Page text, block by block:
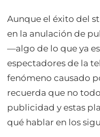
Aunque el éxito del
en la anulación de
—algo de lo que ya
espectadores de la
fenómeno causado
recuerda que no
publicidad y estas
qué hablar en los